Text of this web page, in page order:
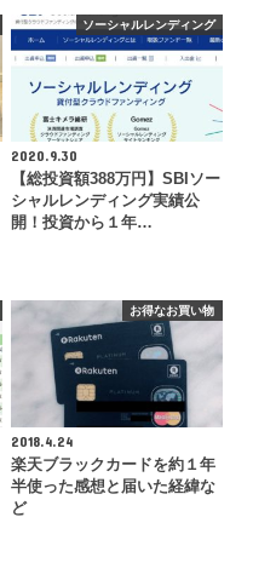
ソーシャルレンディング
2020.9.30
【総投資額388万円】SBIソー
シャルレンディング実績公
開！投資から１年…
お得なお買い物
2018.4.24
楽天ブラックカードを約１年
半使った感想と届いた経緯な
ど